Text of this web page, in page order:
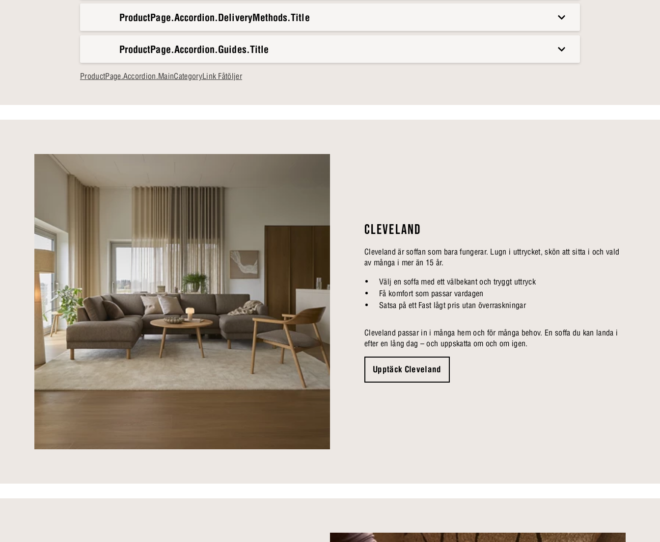
ProductPage.Accordion.DeliveryMethods.Title
ProductPage.Accordion.Guides.Title
ProductPage.Accordion.MainCategoryLink Fåtöljer
CLEVELAND
Cleveland är soffan som bara fungerar. Lugn i uttrycket, skön att sitta i och vald
av många i mer än 15 år.
Välj en soffa med ett välbekant och tryggt uttryck
Få komfort som passar vardagen
Satsa på ett Fast lågt pris utan överraskningar
Cleveland passar in i många hem och för många behov. En soffa du kan landa i
efter en lång dag – och uppskatta om och om igen.
Upptäck Cleveland